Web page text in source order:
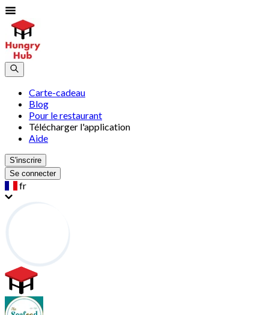
Carte-cadeau
Blog
Pour le restaurant
Télécharger l'application
Aide
S'inscrire
Se connecter
fr